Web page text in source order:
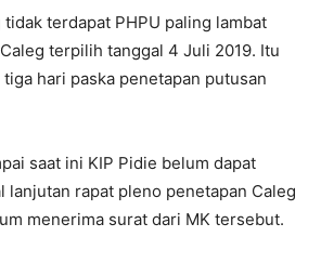
terdapat PHPU paling lambat
terpilih tanggal 4 Juli 2019. Itu
hari paska penetapan putusan
saat ini KIP Pidie belum dapat
lanjutan rapat pleno penetapan Caleg
menerima surat dari MK tersebut.